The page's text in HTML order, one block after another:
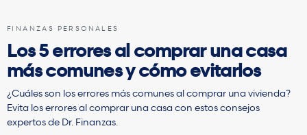
FINANZAS PERSONALES
Los 5 errores al comprar una casa
más comunes y cómo evitarlos
¿Cuáles son los errores más comunes al comprar una vivienda?
Evita los errores al comprar una casa con estos consejos
expertos de Dr. Finanzas.